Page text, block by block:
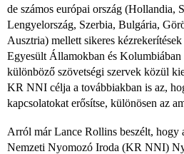
de számos európai ország (Hollandia,
Lengyelország, Szerbia, Bulgária,
Ausztria) mellett sikeres
Egyesült Államokban és
különböző szövetségi szervek közül
KR NNI célja a továbbiakban is az,
kapcsolatokat erősítse, különösen az
Arról már Lance Rollins beszélt, hogy
Nemzeti Nyomozó Iroda (KR NNI)